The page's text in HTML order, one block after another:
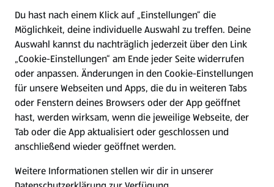
Presse
Hilfe & Kontakt
(öffnet in einem neuen Tab)
Unternehmen
Folge uns hier:
Du hast nach einem Klick auf „Einstellungen“ die
Möglichkeit, deine individuelle Auswahl zu treffen. Deine
Auswahl kannst du nachträglich jederzeit über den Link
„Cookie-Einstellungen“ am Ende jeder Seite widerrufen
oder anpassen. Änderungen in den Cookie-Einstellungen
für unsere Webseiten und Apps, die du in weiteren Tabs
oder Fenstern deines Browsers oder der App geöffnet
hast, werden wirksam, wenn die jeweilige Webseite, der
Tab oder die App aktualisiert oder geschlossen und
anschließend wieder geöffnet werden.
Weitere Informationen stellen wir dir in unserer